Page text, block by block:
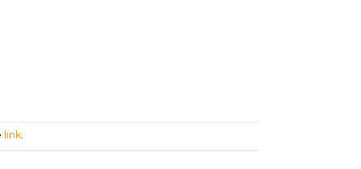
link.